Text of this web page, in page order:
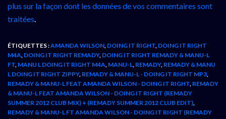
plus sur la façon dont les données de vos commentaires sont
traitées.
ÉTIQUETTES :AMANDA WILSON DOING IT RIGHT DOING IT RIGHT
M4A DOING IT RIGHT REMADY, DOING IT RIGHT REMADY & MANU-L
FT MANU L DOING IT RIGHT M4A MANU-L REMADY, REMADY & MANU
L DOING IT RIGHT ZIPPY, REMADY & MANU-L - DOING IT RIGHT MP3
REMADY & MANU-L FEAT AMANDA WILSON - DOING IT RIGHT REMADY
& MANU-L FEAT AMANDA WILSON - DOING IT RIGHT (REMADY
SUMMER 2012 CLUB MIX) + (REMADY SUMMER 2012 CLUB EDIT)
REMADY & MANU-L FT AMANDA WILSON - DOING IT RIGHT (REMADY